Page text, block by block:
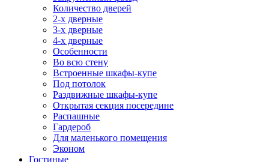
Количество дверей
2-х дверные
3-х дверные
4-х дверные
Особенности
Во всю стену
Встроенные шкафы-купе
Под потолок
Раздвижные шкафы-купе
Открытая секция посередине
Распашные
Гардероб
Для маленького помещения
Эконом
Гостиные